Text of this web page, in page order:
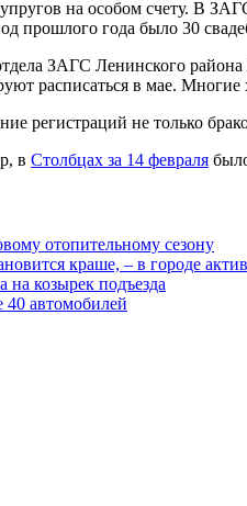
на особом счету. В
прошлого года было 30
ЗАГС Ленинского
расписаться в мае.
регистраций не только
в Столбцах за 14 февраля
отопительному сезону
краше, – в городе
козырек подъезда
автомобилей